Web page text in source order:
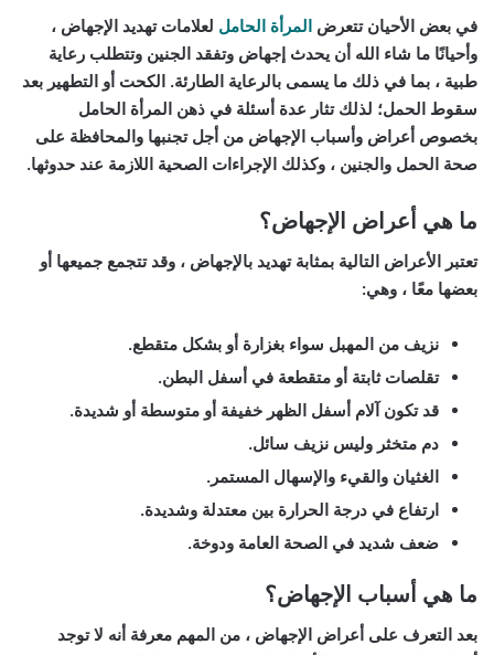
في بعض الأحيان تتعرض المرأة الحامل لعلامات تهديد الإجهاض ،
وأحيانًا ما شاء الله أن يحدث إجهاض وتفقد الجنين وتتطلب رعاية
طبية ، بما في ذلك ما يسمى بالرعاية الطارئة. الكحت أو التطهير بعد
سقوط الحمل؛ لذلك تثار عدة أسئلة في ذهن المرأة الحامل
بخصوص أعراض وأسباب الإجهاض من أجل تجنبها والمحافظة على
صحة الحمل والجنين ، وكذلك الإجراءات الصحية اللازمة عند حدوثها.
ما هي أعراض الإجهاض؟
تعتبر الأعراض التالية بمثابة تهديد بالإجهاض ، وقد تتجمع جميعها أو
بعضها معًا ، وهي:
نزيف من المهبل سواء بغزارة أو بشكل متقطع.
تقلصات ثابتة أو متقطعة في أسفل البطن.
قد تكون آلام أسفل الظهر خفيفة أو متوسطة أو شديدة.
دم متخثر وليس نزيف سائل.
الغثيان والقيء والإسهال المستمر.
ارتفاع في درجة الحرارة بين معتدلة وشديدة.
ضعف شديد في الصحة العامة ودوخة.
ما هي أسباب الإجهاض؟
بعد التعرف على أعراض الإجهاض ، من المهم معرفة أنه لا توجد